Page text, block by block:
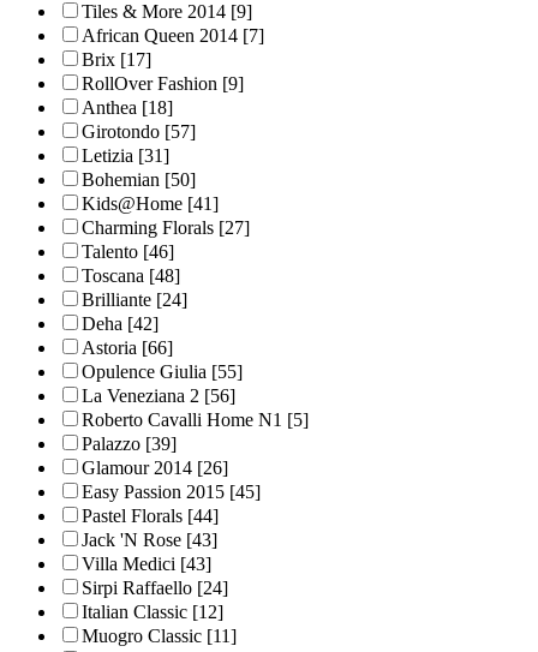
Tiles & More 2014 [9]
African Queen 2014 [7]
Brix [17]
RollOver Fashion [9]
Anthea [18]
Girotondo [57]
Letizia [31]
Bohemian [50]
Kids@Home [41]
Charming Florals [27]
Talento [46]
Toscana [48]
Brilliante [24]
Deha [42]
Astoria [66]
Opulence Giulia [55]
La Veneziana 2 [56]
Roberto Cavalli Home N1 [5]
Palazzo [39]
Glamour 2014 [26]
Easy Passion 2015 [45]
Pastel Florals [44]
Jack 'N Rose [43]
Villa Medici [43]
Sirpi Raffaello [24]
Italian Classic [12]
Muogro Сlassic [11]